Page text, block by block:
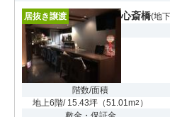
居抜き譲渡 心斎橋(地
階数/面積
地上6階/ 15.43坪 （51.01m2 ）